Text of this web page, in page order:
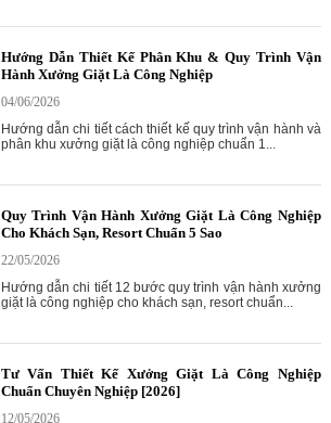
Hướng Dẫn Thiết Kế Phân Khu & Quy Trình Vận
Hành Xưởng Giặt Là Công Nghiệp
04/06/2026
Hướng dẫn chi tiết cách thiết kế quy trình vận hành và
phân khu xưởng giặt là công nghiệp chuẩn 1...
Quy Trình Vận Hành Xưởng Giặt Là Công Nghiệp
Cho Khách Sạn, Resort Chuẩn 5 Sao
22/05/2026
Hướng dẫn chi tiết 12 bước quy trình vận hành xưởng
giặt là công nghiệp cho khách sạn, resort chuẩn...
Tư Vấn Thiết Kế Xưởng Giặt Là Công Nghiệp
Chuẩn Chuyên Nghiệp [2026]
12/05/2026